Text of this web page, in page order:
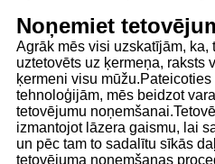
Noņemiet
Agrāk mēs visi uzskatījām, ka,
uztetovēts uz ķermeņa, raksts
ķermeni visu
tehnoloģijām, mēs beidzot
tetovējumu
izmantojot lāzera gaismu, lai
un pēc tam to sadalītu sīkās
tetovējuma noņemšanas